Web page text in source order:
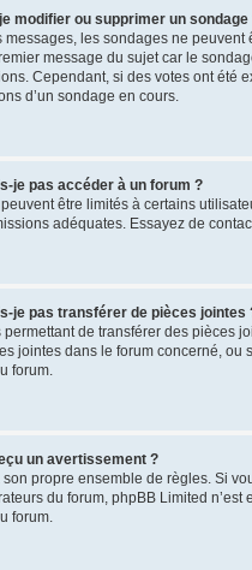
modifier ou supprimer un sondage
messages, les sondages ne
message du sujet car le
Cependant, si des votes ont été
d’un sondage en cours.
je pas accéder à un forum ?
être limités à certains
adéquates. Essayez de
je pas transférer de pièces jointes
permettant de transférer des pièces
jointes dans le forum concerné, ou
forum.
un avertissement ?
propre ensemble de règles. Si
du forum, phpBB Limited
forum.